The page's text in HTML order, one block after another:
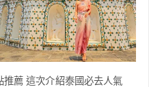
薦 這次介紹泰國必去人氣